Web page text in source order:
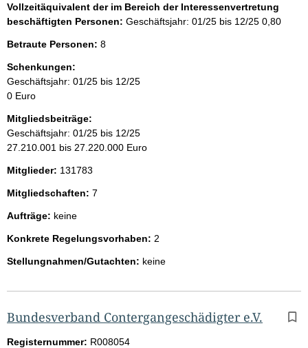
Vollzeitäquivalent der im Bereich der Interessenvertretung
beschäftigten Personen: Geschäftsjahr: 01/25 bis 12/25 0,80
Betraute Personen: 8
Schenkungen:
Geschäftsjahr: 01/25 bis 12/25
0 Euro
Mitgliedsbeiträge:
Geschäftsjahr: 01/25 bis 12/25
27.210.001 bis 27.220.000 Euro
Mitglieder: 131783
Mitgliedschaften: 7
Aufträge: keine
Konkrete Regelungsvorhaben: 2
Stellungnahmen/Gutachten: keine
Bundesverband Contergangeschädigter e.V.
Registernummer: R008054